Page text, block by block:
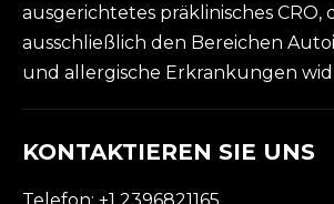
ausgerichtetes präklinisches CRO,
ausschließlich den Bereichen
und allergische Erkrankungen
KONTAKTIEREN SIE UNS